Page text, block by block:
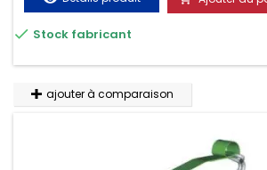
 Stock fabricant
ajouter à comparaison